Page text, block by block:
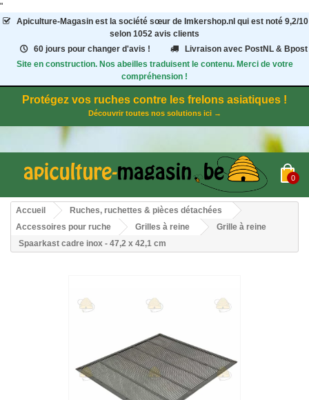
"
Apiculture-Magasinest la société sœur de Imkershop.nl qui est noté 9,2/10
selon 1052 avis clients
60 jours pour changer d'avis !
Livraison avec PostNL & Bpost
Site en construction. Nos abeilles traduisent le contenu. Merci de votre
compréhension !
Protégez vos ruches contre les frelons asiatiques !
Découvrir toutes nos solutions ici →
0
Accueil
Ruches, ruchettes & pièces détachées
Accessoires pour ruche
Grilles à reine
Grille à reine
Spaarkast cadre inox - 47,2 x 42,1 cm